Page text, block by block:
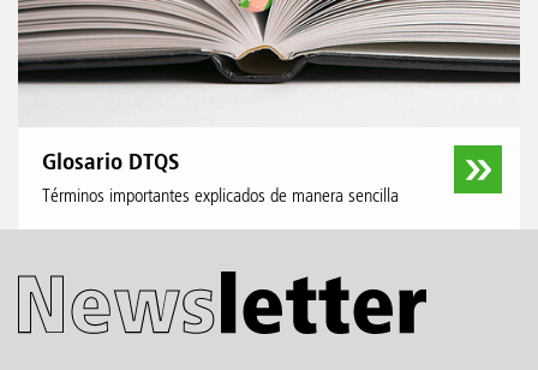
Glosario DTQS
Términos importantes explicados de manera sencilla